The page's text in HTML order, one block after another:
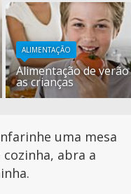
ALIMENTAÇÃO
Alimentação de
as crianças
uma mesa
abra a